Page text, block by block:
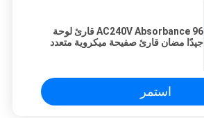
AC240V Absorbance 96 قارئ لوحة
جيدًا مضان قارئ صفيحة ميكروية متعدد
استمر